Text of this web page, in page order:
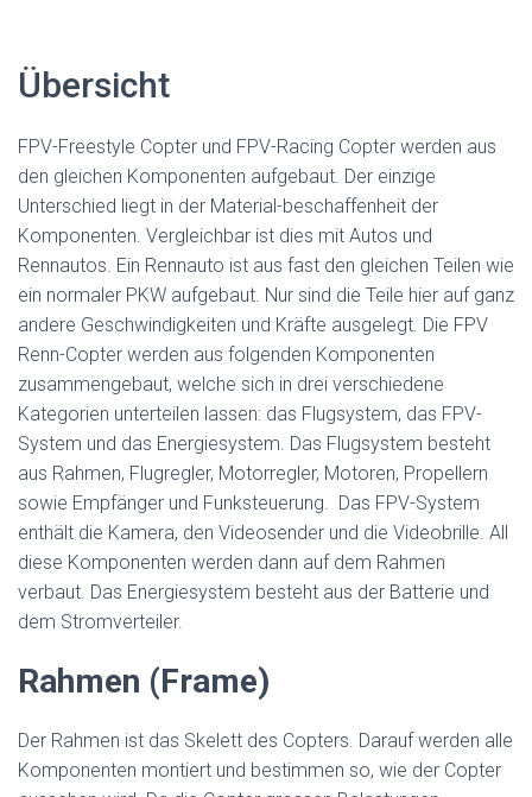
Übersicht
FPV-Freestyle Copter und FPV-Racing Copter werden aus
den gleichen Komponenten aufgebaut. Der einzige
Unterschied liegt in der Material-beschaffenheit der
Komponenten. Vergleichbar ist dies mit Autos und
Rennautos. Ein Rennauto ist aus fast den gleichen Teilen wie
ein normaler PKW aufgebaut. Nur sind die Teile hier auf ganz
andere Geschwindigkeiten und Kräfte ausgelegt. Die FPV
Renn-Copter werden aus folgenden Komponenten
zusammengebaut, welche sich in drei verschiedene
Kategorien unterteilen lassen: das Flugsystem, das FPV-
System und das Energiesystem. Das Flugsystem besteht
aus Rahmen, Flugregler, Motorregler, Motoren, Propellern
sowie Empfänger und Funksteuerung. Das FPV-System
enthält die Kamera, den Videosender und die Videobrille. All
diese Komponenten werden dann auf dem Rahmen
verbaut. Das Energiesystem besteht aus der Batterie und
dem Stromverteiler.
Rahmen (Frame)
Der Rahmen ist das Skelett des Copters. Darauf werden alle
Komponenten montiert und bestimmen so, wie der Copter